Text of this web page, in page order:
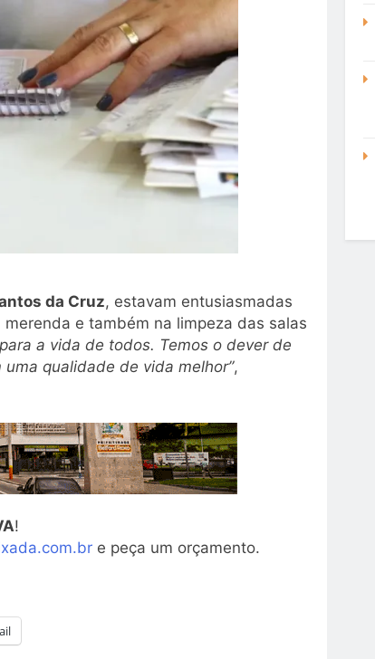
da Cruz, estavam entusiasmadas
e também na limpeza das salas
a vida de todos. Temos o dever de
qualidade de vida melhor”,
!
e peça um orçamento.